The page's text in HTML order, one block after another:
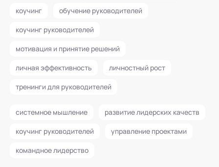
коучинг обучение руководителей
коучинг руководителей
мотивация и принятие решений
личная эффективность личностный рост
тренинги для руководителей
системное мышление развитие лидерских качеств
коучинг руководителей управление проектами
командное лидерство